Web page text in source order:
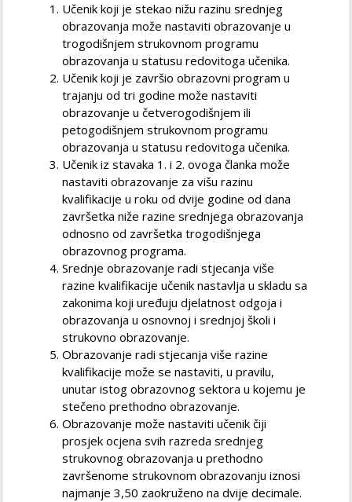
Učenik koji je stekao nižu razinu srednjeg
obrazovanja može nastaviti obrazovanje u
trogodišnjem strukovnom programu
obrazovanja u statusu redovitoga učenika.
Učenik koji je završio obrazovni program u
trajanju od tri godine može nastaviti
obrazovanje u četverogodišnjem ili
petogodišnjem strukovnom programu
obrazovanja u statusu redovitoga učenika.
Učenik iz stavaka 1. i 2. ovoga članka može
nastaviti obrazovanje za višu razinu
kvalifikacije u roku od dvije godine od dana
završetka niže razine srednjega obrazovanja
odnosno od završetka trogodišnjega
obrazovnog programa.
Srednje obrazovanje radi stjecanja više
razine kvalifikacije učenik nastavlja u skladu sa
zakonima koji uređuju djelatnost odgoja i
obrazovanja u osnovnoj i srednjoj školi i
strukovno obrazovanje.
Obrazovanje radi stjecanja više razine
kvalifikacije može se nastaviti, u pravilu,
unutar istog obrazovnog sektora u kojemu je
stečeno prethodno obrazovanje.
Obrazovanje može nastaviti učenik čiji
prosjek ocjena svih razreda srednjeg
strukovnog obrazovanja u prethodno
završenome strukovnom obrazovanju iznosi
najmanje 3,50 zaokruženo na dvije decimale.